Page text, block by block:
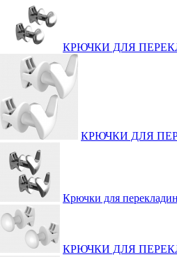
КРЮЧКИ ДЛЯ
КРЮЧКИ ДЛЯ
Крючки для
КРЮЧКИ ДЛЯ